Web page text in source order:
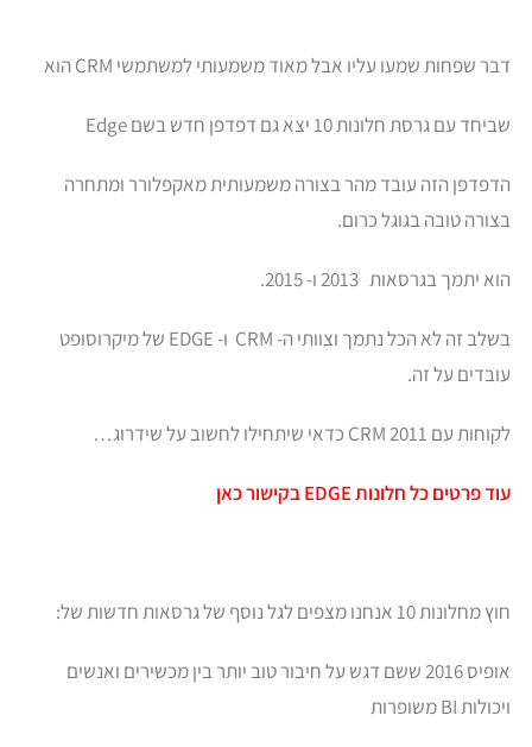
דבר שפחות שמעו עליו אבל מאוד משמעותי למשתמשי CRM הוא
שביחד עם גרסת חלונות 10 יצא גם דפדפן חדש בשם Edge
הדפדפן הזה עובד מהר בצורה משמעותית מאקפלורר ומתחרה
בצורה טובה בגוגל כרום.
הוא יתמך בגרסאות 2013 ו- 2015.
בשלב זה לא הכל נתמך וצוותי ה- CRM ו- EDGE של מיקרוסופט
עובדים על זה.
לקוחות עם CRM 2011 כדאי שיתחילו לחשוב על שידרוג…
עוד פרטים כל חלונות EDGE בקישור כאן
חוץ מחלונות 10 אנחנו מצפים לגל נוסף של גרסאות חדשות של:
אופיס 2016 ששם דגש על חיבור טוב יותר בין מכשירים ואנשים
ויכולות BI משופרות